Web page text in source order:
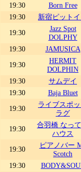
19:30
Born Free
19:30
新宿ピット
19:30
Jazz Spot
DOLPHY
19:30
JAMUSICA
19:30
HERMIT
DOLPHIN
19:30
サムデイ
19:30
Baja Bluet
19:30
ライブスポッ
ラグ
19:30
合羽橋 なっ
ハウス
19:30
ピアノバー
Scotch
19:30